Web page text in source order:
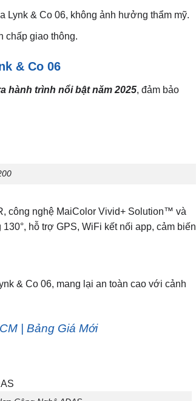
Lynk & Co 06, không ảnh hưởng thẩm mỹ.
chấp giao thông.
& Co 06
hành trình nổi bật năm 2025, đảm bảo
công nghệ MaiColor Vivid+ Solution™ và
hỗ trợ GPS, WiFi kết nối app, cảm biến
& Co 06, mang lại an toàn cao với cảnh
| Bảng Giá Mới